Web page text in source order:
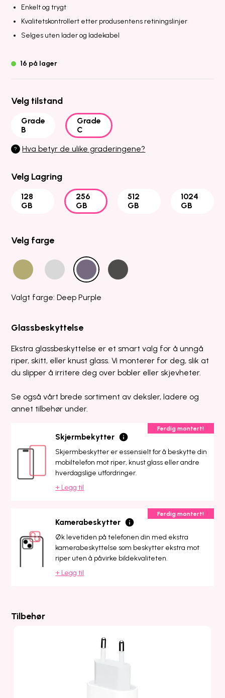
Enkelt og trygt
Kvalitetskontrollert etter produsentens retiningslinjer
Selges uten lader og ladekabel
16 på lager
Velg tilstand
Grade
B
Grade
C
? Hva betyr de ulike graderingene?
Velg Lagring
128
GB
256
GB
512
GB
1024
GB
Velg farge
Valgt farge: Deep Purple
Glassbeskyttelse
Ekstra glassbeskyttelse er et smart valg for å unngå
riper, skitt, eller knust glass. Vi monterer for deg, slik at
du slipper å irritere deg over bobler eller skjevheter.
Se også vårt brede sortiment av deksler, ladere og
annet tilbehør under.
Skjermbekytter
Skjermbeskytter er essensielt for å beskytte din
mobiltelefon mot riper, knust glass eller andre
hverdagslige utfordringer.
Ferdig montert!
+ Legg til
Kamerabeskytter
Øk levetiden på telefonen din med ekstra
kamerabeskyttelse som beskytter ekstra mot
riper uten å påvirke bildekvaliteten.
Ferdig montert!
+ Legg til
Tilbehør